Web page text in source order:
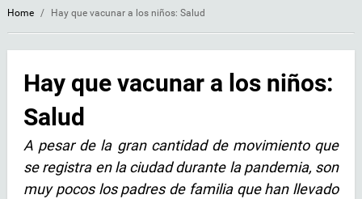
Home / Hay que vacunar a los niños: Salud
Hay que vacunar a los niños:
Salud
A pesar de la gran cantidad de movimiento que
se registra en la ciudad durante la pandemia, son
muy pocos los padres de familia que han llevado